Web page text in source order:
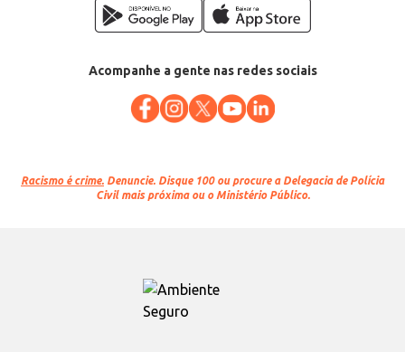
Acompanhe a gente nas redes sociais
Racismo é crime. Denuncie. Disque 100 ou procure a Delegacia de Polícia
Civil mais próxima ou o Ministério Público.